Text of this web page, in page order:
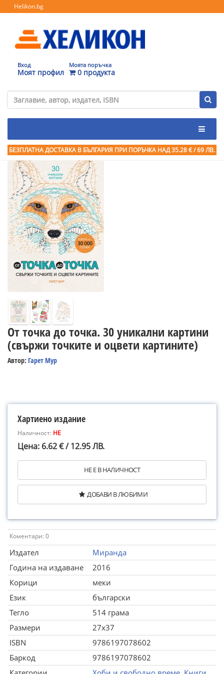
Helikon.bg
Вход
Моят профил
Моята поръчка
0 продукта
БЕЗПЛАТНА ДОСТАВКА В БЪЛГАРИЯ ПРИ ПОРЪЧКА НАД 35.28 € / 69 ЛВ.
От точка до точка. 30 уникални картини
(свържи точките и оцвети картините)
Автор: Гарет Мур
Хартиено издание
Наличност: НЕ
Цена: 6.62 € / 12.95 ЛВ.
НЕ Е В НАЛИЧНОСТ
ДОБАВИ В ЛЮБИМИ
Коментари: 0
Издател
Миранда
Година на издаване
2016
Корици
меки
Език
български
Тегло
514 грама
Размери
27x37
ISBN
9786197078602
Баркод
9786197078602